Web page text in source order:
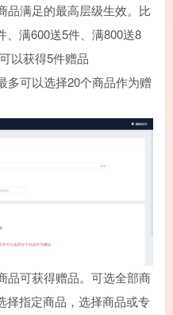
品满足的最高层级生效。比
、满600送5件、满800送8
以获得5件赠品
多可以选择20个商品作为赠
品可获得赠品。可选全部商
择指定商品，选择商品或专